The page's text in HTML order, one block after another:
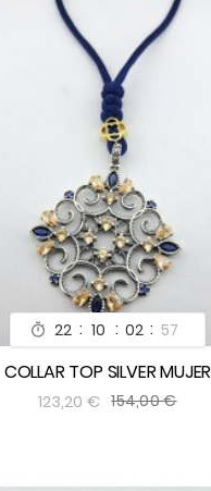
 22 : 10 : 02 : 55
 
COLLAR TOP SILVER MUJER
123,20 € 154,00 €